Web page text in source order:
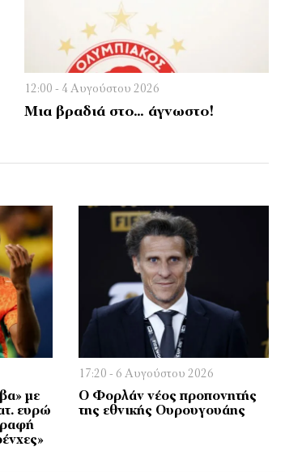
12:00 - 4 Αυγούστου 2026
Μια βραδιά στο… άγνωστο!
με
ευρώ
17:20 - 6 Αυγούστου 2026
Ο Φορλάν νέος προπονητής
της εθνικής Ουρουγουάης